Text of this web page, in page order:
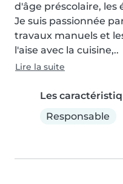
d'âge préscolaire, les
Je suis passionnée
travaux manuels et
l'aise avec la cuisine,..
Lire la suite
Les
Responsable